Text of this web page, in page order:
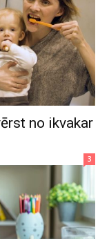
no ikvakar
3